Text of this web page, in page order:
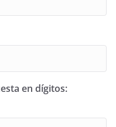
en dígitos: